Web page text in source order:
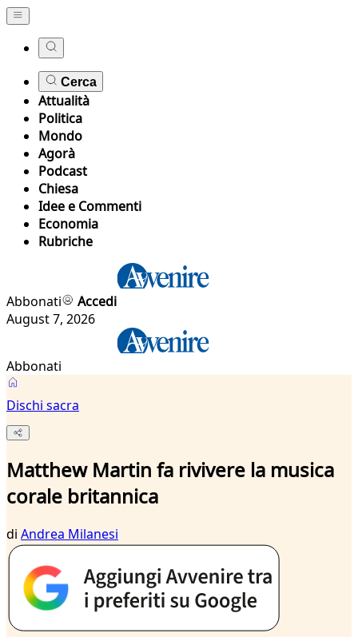
Cerca
Attualità
Politica
Mondo
Agorà
Podcast
Chiesa
Idee e Commenti
Economia
Rubriche
Abbonati
Accedi
August 7, 2026
Abbonati
Dischi sacra
Matthew Martin fa rivivere la musica
corale britannica
di Andrea Milanesi